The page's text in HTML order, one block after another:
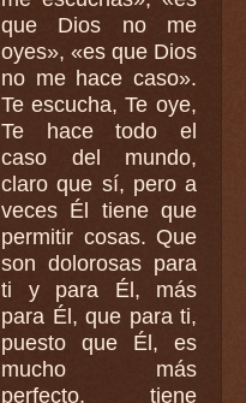
que Dios no me
oyes», «es que Dios
no me hace caso».
Te escucha, Te oye,
Te hace todo el
caso del mundo,
claro que sí, pero a
veces Él tiene que
permitir cosas. Que
son dolorosas para
ti y para Él, más
para Él, que para ti,
puesto que Él, es
mucho más
perfecto, tiene